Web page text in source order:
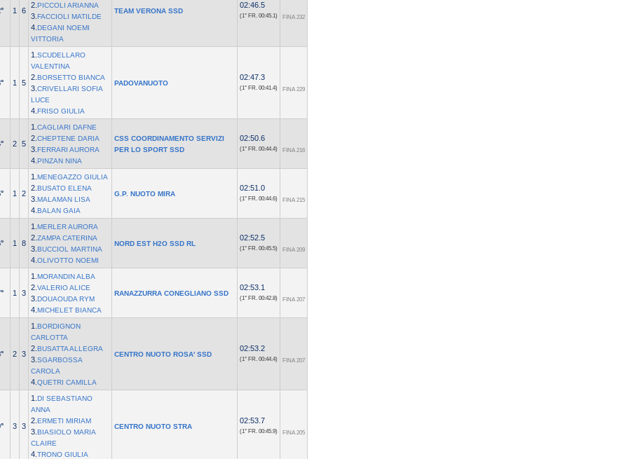
1 6
2. PICCOLI ARIANNA
3. FACCIOLI MATILDE
4. DEGANI NOEMI
VITTORIA
TEAM VERONA SSD
02:46.5
(1° FR. 00:45.1) FINA 232
1 5
1. SCUDELLARO
VALENTINA
2. BORSETTO BIANCA
3. CRIVELLARI SOFIA
LUCE
4. FRISO GIULIA
PADOVANUOTO
02:47.3
(1° FR. 00:41.4) FINA 229
2 5
1. CAGLIARI DAFNE
2. CHEPTENE DARIA
3. FERRARI AURORA
4. PINZAN NINA
CSS COORDINAMENTO SERVIZI
PER LO SPORT SSD
02:50.6
(1° FR. 00:44.4) FINA 216
1 2
1. MENEGAZZO GIULIA
2. BUSATO ELENA
3. MALAMAN LISA
4. BALAN GAIA
G.P. NUOTO MIRA
02:51.0
(1° FR. 00:44.6) FINA 215
1 8
1. MERLER AURORA
2. ZAMPA CATERINA
3. BUCCIOL MARTINA
4. OLIVOTTO NOEMI
NORD EST H2O SSD RL
02:52.5
(1° FR. 00:45.5) FINA 209
1 3
1. MORANDIN ALBA
2. VALERIO ALICE
3. DOUAOUDA RYM
4. MICHELET BIANCA
RANAZZURRA CONEGLIANO SSD
02:53.1
(1° FR. 00:42.8) FINA 207
2 3
1. BORDIGNON
CARLOTTA
2. BUSATTA ALLEGRA
3. SGARBOSSA
CAROLA
4. QUETRI CAMILLA
CENTRO NUOTO ROSA' SSD
02:53.2
(1° FR. 00:44.4) FINA 207
3 3
1. DI SEBASTIANO
ANNA
2. ERMETI MIRIAM
3. BIASIOLO MARIA
CLAIRE
4. TRONO GIULIA
CENTRO NUOTO STRA
02:53.7
(1° FR. 00:45.9) FINA 205